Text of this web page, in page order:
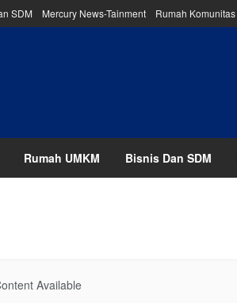
SDM Mercury News-Tainment Rumah Komunitas
Rumah UMKM Bisnis Dan SDM
Available